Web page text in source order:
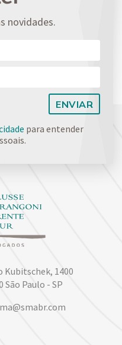
novidades.
para entender
Kubitschek, 1400
São Paulo - SP